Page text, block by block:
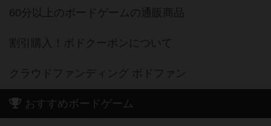
60分以上のボードゲームの通販商品
割引購入！ボドクーポンについて
クラウドファンディング ボドファン
おすすめボードゲーム